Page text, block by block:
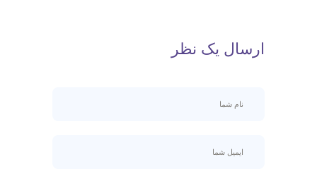
ارسال یک نظر